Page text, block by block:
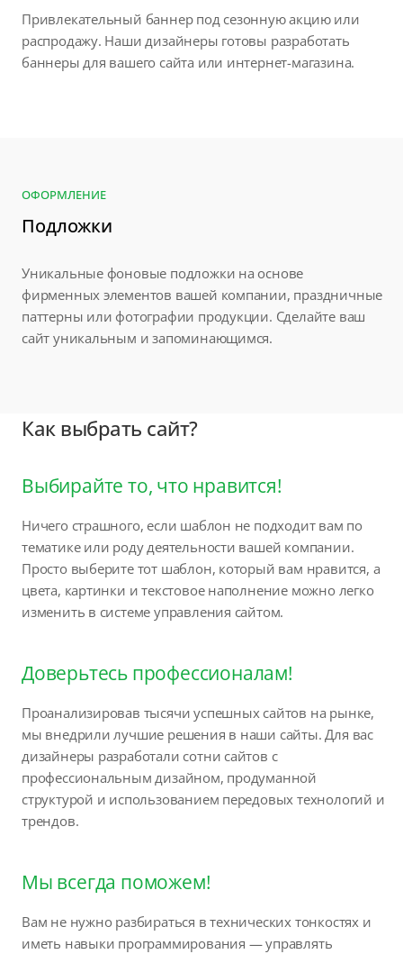
Привлекательный баннер под сезонную акцию или
распродажу. Наши дизайнеры готовы разработать
баннеры для вашего сайта или интернет-магазина.
ОФОРМЛЕНИЕ
Подложки
Уникальные фоновые подложки на основе
фирменных элементов вашей компании, праздничные
паттерны или фотографии продукции. Сделайте ваш
сайт уникальным и запоминающимся.
Как выбрать сайт?
Выбирайте то, что нравится!
Ничего страшного, если шаблон не подходит вам по
тематике или роду деятельности вашей компании.
Просто выберите тот шаблон, который вам нравится, а
цвета, картинки и текстовое наполнение можно легко
изменить в системе управления сайтом.
Доверьтесь профессионалам!
Проанализировав тысячи успешных сайтов на рынке,
мы внедрили лучшие решения в наши сайты. Для вас
дизайнеры разработали сотни сайтов с
профессиональным дизайном, продуманной
структурой и использованием передовых технологий и
трендов.
Мы всегда поможем!
Вам не нужно разбираться в технических тонкостях и
иметь навыки программирования — управлять